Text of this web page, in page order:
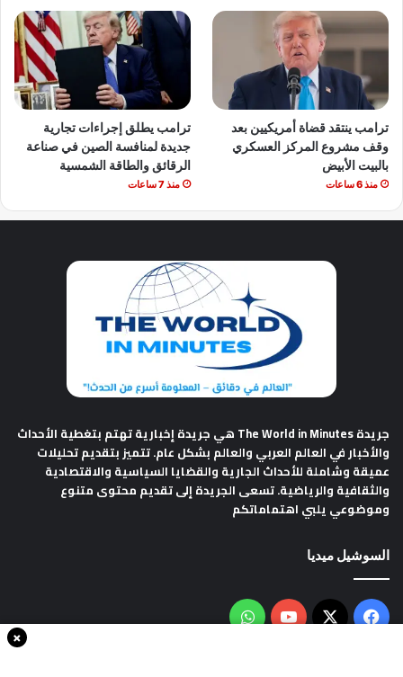
ترامب ينتقد قضاة أمريكيين بعد
وقف مشروع المركز العسكري
بالبيت الأبيض
منذ 6 ساعات
ترامب يطلق إجراءات تجارية
جديدة لمنافسة الصين في صناعة
الرقائق والطاقة الشمسية
منذ 7 ساعات
جريدة The World in Minutes
هي جريدة إخبارية تهتم بتغطية الأحداث
والأخبار في العالم العربي والعالم بشكل عام. تتميز بتقديم تحليلات
عميقة وشاملة للأحداث الجارية والقضايا السياسية والاقتصادية
والثقافية والرياضية. تسعى الجريدة إلى تقديم محتوى متنوع
وموضوعي يلبي اهتماماتكم
السوشيل ميديا
فيسبوك
‫X
‫YouTubeواتساب
×